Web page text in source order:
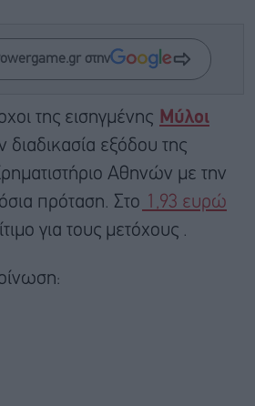
στην
της εισηγμένης Μύλοι
διαδικασία εξόδου της
Αθηνών με την
πρόταση. Στο
1,93 ευρώ
για τους μετόχους .